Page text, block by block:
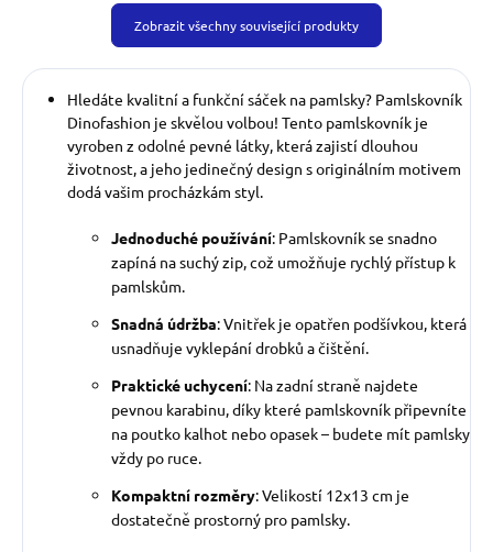
Zobrazit všechny související produkty
Hledáte kvalitní a funkční sáček na pamlsky? Pamlskovník
Dinofashion je skvělou volbou! Tento pamlskovník je
vyroben z odolné pevné látky, která zajistí dlouhou
životnost, a jeho jedinečný design s originálním motivem
dodá vašim procházkám styl.
Jednoduché používání: Pamlskovník se snadno
zapíná na suchý zip, což umožňuje rychlý přístup k
pamlskům.
Snadná údržba: Vnitřek je opatřen podšívkou, která
usnadňuje vyklepání drobků a čištění.
Praktické uchycení: Na zadní straně najdete
pevnou karabinu, díky které pamlskovník připevníte
na poutko kalhot nebo opasek – budete mít pamlsky
vždy po ruce.
Kompaktní rozměry: Velikostí 12x13 cm je
dostatečně prostorný pro pamlsky.